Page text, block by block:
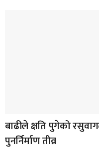
बाढीले क्षति पुगेको
पुनर्निर्माण तीव्र